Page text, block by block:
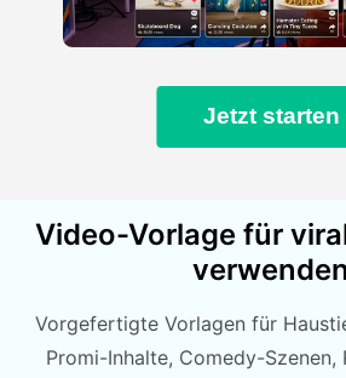
Jetzt starten
Video-Vorlage für
verwenden
Vorgefertigte Vorlagen für
Promi-Inhalte, Comedy-Szenen,